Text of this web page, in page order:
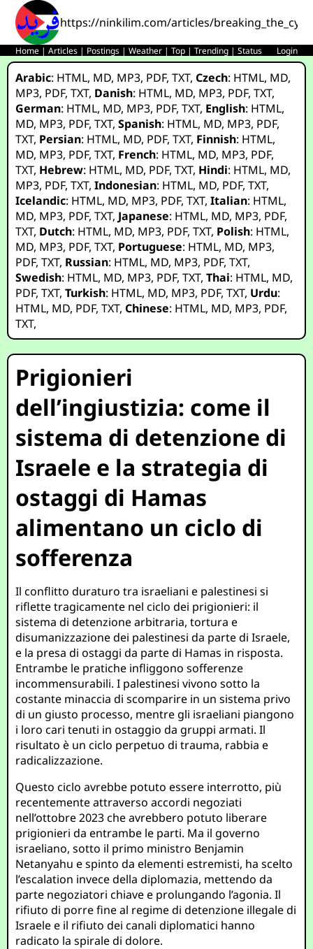
https://ninkilim.com/articles/
Home |Articles | Postings |Weather |Top |Trending |Status Login
Arabic: HTML, MD, MP3, PDF,TXT,Czech: HTML, MD,
MP3, PDF,TXT, Danish: HTML, MD, MP3, PDF,TXT,
German: HTML, MD, MP3, PDF,TXT, English: HTML,
MD, MP3, PDF,TXT,Spanish: HTML, MD, MP3, PDF,
TXT, Persian: HTML, MD, PDF,TXT, Finnish: HTML,
MD, MP3, PDF,TXT, French: HTML, MD, MP3, PDF,
TXT, Hebrew: HTML, MD, PDF,TXT, Hindi: HTML, MD,
MP3, PDF,TXT,Indonesian: HTML, MD, PDF,TXT,
Icelandic: HTML, MD, MP3, PDF,TXT,Italian: HTML,
MD, MP3, PDF,TXT, Japanese: HTML, MD, MP3, PDF,
TXT, Dutch: HTML, MD, MP3, PDF,TXT, Polish: HTML,
MD, MP3, PDF,TXT, Portuguese: HTML, MD, MP3,
PDF,TXT, Russian: HTML, MD, MP3, PDF,TXT,
Swedish: HTML, MD, MP3, PDF,TXT,Thai: HTML, MD,
PDF,TXT,Turkish: HTML, MD, MP3, PDF,TXT, Urdu:
HTML, MD, PDF,TXT,Chinese: HTML, MD, MP3, PDF,
TXT,
Prigionieri
dell’ingiustizia: come il
sistema di detenzione di
Israele e la strategia di
ostaggi di Hamas
alimentano un ciclo di
sofferenza
Il conflitto duraturo tra israeliani e palestinesi si
riflette tragicamente nel ciclo dei prigionieri: il
sistema di detenzione arbitraria, tortura e
disumanizzazione dei palestinesi da parte di Israele,
e la presa di ostaggi da parte di Hamas in risposta.
Entrambe le pratiche infliggono sofferenze
incommensurabili. I palestinesi vivono sotto la
costante minaccia di scomparire in un sistema privo
di un giusto processo, mentre gli israeliani piangono
i loro cari tenuti in ostaggio da gruppi armati. Il
risultato è un ciclo perpetuo di trauma, rabbia e
radicalizzazione.
Questo ciclo avrebbe potuto essere interrotto, più
recentemente attraverso accordi negoziati
nell’ottobre 2023 che avrebbero potuto liberare
prigionieri da entrambe le parti. Ma il governo
israeliano, sotto il primo ministro Benjamin
Netanyahu e spinto da elementi estremisti, ha scelto
l’escalation invece della diplomazia, mettendo da
parte negoziatori chiave e prolungando l’agonia. Il
rifiuto di porre fine al regime di detenzione illegale di
Israele e il rifiuto dei canali diplomatici hanno
radicato la spirale di dolore.